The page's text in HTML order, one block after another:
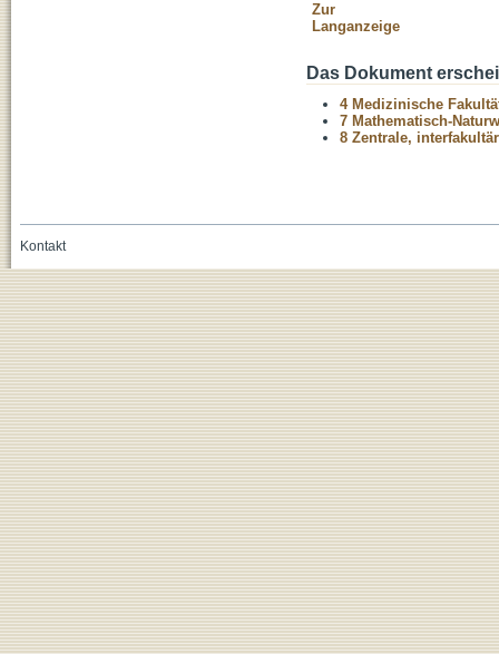
Zur
Langanzeige
Das Dokument
4 Medizinische
7 Mathematisch-
8 Zentrale,
Kontakt